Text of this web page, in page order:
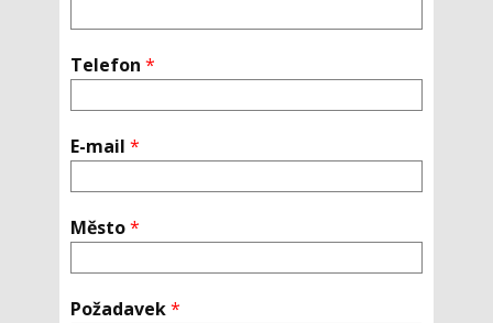
Telefon *
E-mail *
Město*
Požadavek*